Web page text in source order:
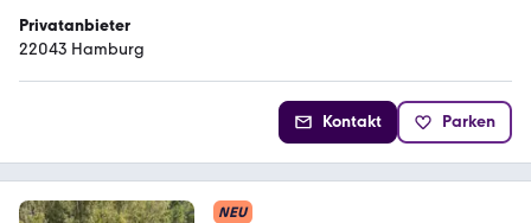
Privatanbieter
22043 Hamburg
Kontakt Parken
NEU